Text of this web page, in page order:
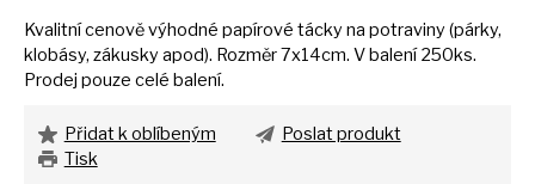
Kvalitní cenově výhodné papírové táckyna potraviny (párky,
klobásy, zákusky apod). Rozměr 7x14cm. Vbalení 250ks.
Prodej pouze celé balení.
Přidat k oblíbeným
Poslat produkt
Tisk